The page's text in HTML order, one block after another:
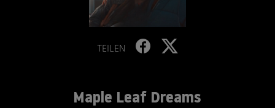
TEILEN
Maple Leaf Dreams